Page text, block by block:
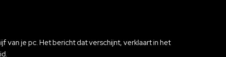
je pc. Het bericht dat verschijnt, verklaart in het